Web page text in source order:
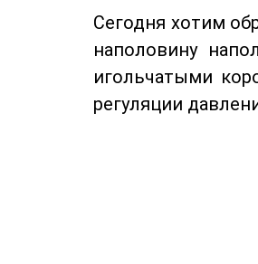
Сегодня хотим
наполовину
игольчатыми
регуляции